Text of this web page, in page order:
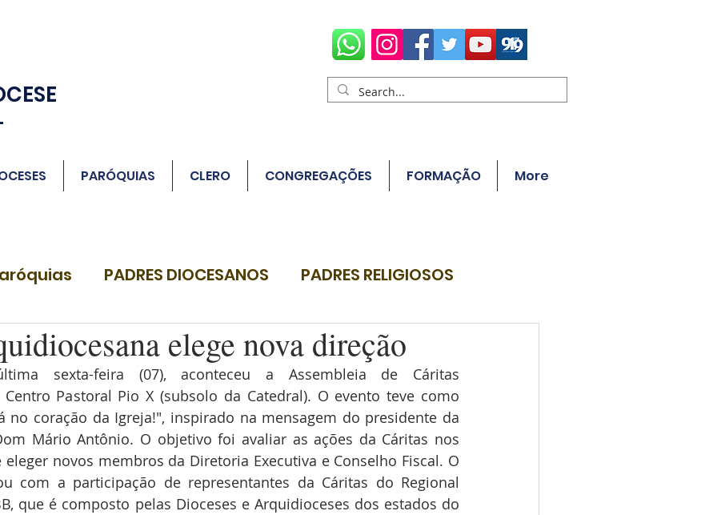
PARÓQUIAS CLERO CONGREGAÇÕES FORMAÇÃO More
PADRES DIOCESANOS PADRES RELIGIOSOS
elege nova direção
sexta-feira (07), aconteceu a Assembleia de Cáritas
Pastoral Pio X (subsolo da Catedral). O evento teve como
no coração da Igreja!", inspirado na mensagem do presidente da
Mário Antônio. O objetivo foi avaliar as ações da Cáritas nos
novos membros da Diretoria Executiva e Conselho Fiscal. O
com a participação de representantes da Cáritas do Regional
que é composto pelas Dioceses e Arquidioceses dos estados do